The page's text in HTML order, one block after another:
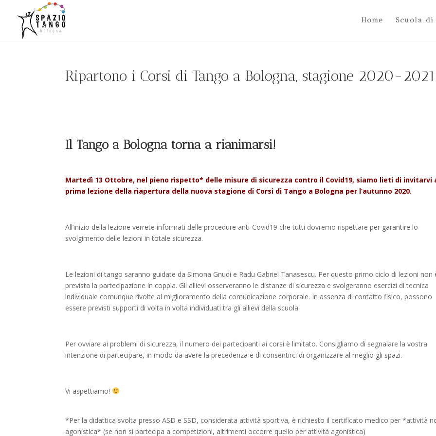
Home Scuola di
Ripartono i Corsi di Tango a Bologna, stagione 2020-2021
Il Tango a Bologna torna a rianimarsi!
Martedì 13 Ottobre, nel pieno rispetto* delle misure di sicurezza contro il Covid19, siamo lieti di invitarvi
prima lezione della riapertura della nuova stagione di Corsi di Tango a Bologna per l’autunno 2020.
All’inizio della lezione verrete informati delle procedure anti-Covid19 che tutti dovremo rispettare per garantire lo
svolgimento delle lezioni in totale sicurezza.
Le lezioni di tango saranno guidate da Simona Gnudi e Radu Gabriel Tanasescu. Per questo primo ciclo di lezioni non
prevista la partecipazione in coppia. Gli allievi osserveranno le distanze di sicurezza e svolgeranno esercizi di tecnica
individuale comunque rivolte al miglioramento della comunicazione corporale. In assenza di contatto fisico, possono
essere previsti supporti di volta in volta individuati tra gli allievi della scuola.
Per ovviare ai problemi di sicurezza, il numero dei partecipanti ai corsi è limitato. Consigliamo di segnalare la vostra
intenzione di partecipare, in modo da avere la precedenza e di consentirci di organizzare al meglio gli spazi.
Vi aspettiamo!
*Per la didattica svolta presso ASD e SSD, considerata attività sportiva, è richiesto il certificato medico per *attività
agonistica* (se non si partecipa a competizioni, altrimenti occorre quello per attività agonistica)